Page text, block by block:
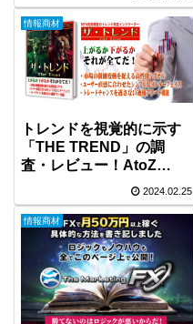
情報商材
トレンドを視覚的に示す
「THE TREND」の調
査・レビュー！AtoZ
Global Management 株式
会社が開発！
2024.02.25
情報商材